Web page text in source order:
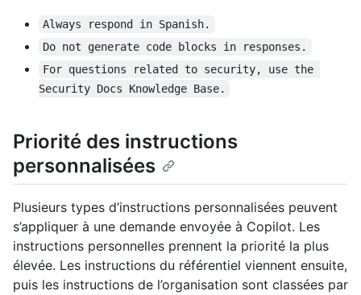
Always respond in Spanish.
Do not generate code blocks in responses.
For questions related to security, use the
Security Docs Knowledge Base.
Priorité des instructions
personnalisées
Plusieurs types d’instructions personnalisées peuvent
s’appliquer à une demande envoyée à Copilot. Les
instructions personnelles prennent la priorité la plus
élevée. Les instructions du référentiel viennent ensuite,
puis les instructions de l’organisation sont classées par